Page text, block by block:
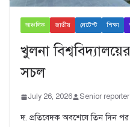
আঞ্চলিক জাতীয় লেটেস্ট শিক্ষা
খুলনা
সচল
July 26, 2026 Senior reporter
দ. প্রতিবেদক অবশেষে তিন দিন পর